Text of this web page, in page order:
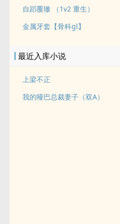
自蹈覆辙 （1v2 重生）
金属牙套【骨科gl】
最近入库小说
上梁不正
我的哑巴总裁妻子（双A）